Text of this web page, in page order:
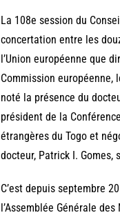
La 108e session du
concertation entre les
l’Union européenne que
Commission européenne,
noté la présence du
président de la
étrangères du Togo et
docteur, Patrick I. Gomes,
C’est depuis septembre
l’Assemblée Générale